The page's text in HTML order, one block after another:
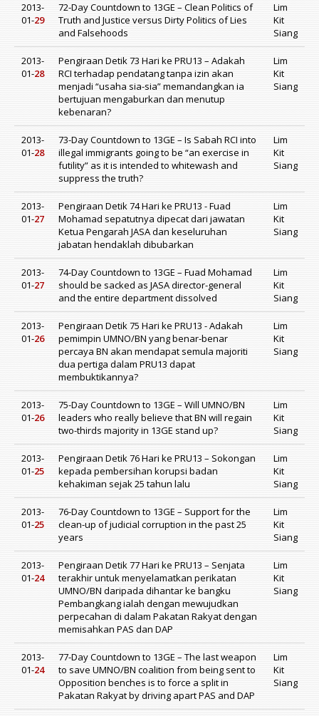
2013-
01-29
72-Day Countdown to 13GE – Clean Politics of
Truth and Justice versus Dirty Politics of Lies
and Falsehoods
Lim
Kit
Siang
2013-
01-28
Pengiraan Detik 73 Hari ke PRU13 – Adakah
RCI terhadap pendatang tanpa izin akan
menjadi “usaha sia-sia” memandangkan ia
bertujuan mengaburkan dan menutup
kebenaran?
Lim
Kit
Siang
2013-
01-28
73-Day Countdown to 13GE – Is Sabah RCI into
illegal immigrants going to be “an exercise in
futility” as it is intended to whitewash and
suppress the truth?
Lim
Kit
Siang
2013-
01-27
Pengiraan Detik 74 Hari ke PRU13 - Fuad
Mohamad sepatutnya dipecat dari jawatan
Ketua Pengarah JASA dan keseluruhan
jabatan hendaklah dibubarkan
Lim
Kit
Siang
2013-
01-27
74-Day Countdown to 13GE – Fuad Mohamad
should be sacked as JASA director-general
and the entire department dissolved
Lim
Kit
Siang
2013-
01-26
Pengiraan Detik 75 Hari ke PRU13 - Adakah
pemimpin UMNO/BN yang benar-benar
percaya BN akan mendapat semula majoriti
dua pertiga dalam PRU13 dapat
membuktikannya?
Lim
Kit
Siang
2013-
01-26
75-Day Countdown to 13GE – Will UMNO/BN
leaders who really believe that BN will regain
two-thirds majority in 13GE stand up?
Lim
Kit
Siang
2013-
01-25
Pengiraan Detik 76 Hari ke PRU13 – Sokongan
kepada pembersihan korupsi badan
kehakiman sejak 25 tahun lalu
Lim
Kit
Siang
2013-
01-25
76-Day Countdown to 13GE – Support for the
clean-up of judicial corruption in the past 25
years
Lim
Kit
Siang
2013-
01-24
Pengiraan Detik 77 Hari ke PRU13 – Senjata
terakhir untuk menyelamatkan perikatan
UMNO/BN daripada dihantar ke bangku
Pembangkang ialah dengan mewujudkan
perpecahan di dalam Pakatan Rakyat dengan
memisahkan PAS dan DAP
Lim
Kit
Siang
2013-
01-24
77-Day Countdown to 13GE – The last weapon
to save UMNO/BN coalition from being sent to
Opposition benches is to force a split in
Pakatan Rakyat by driving apart PAS and DAP
Lim
Kit
Siang